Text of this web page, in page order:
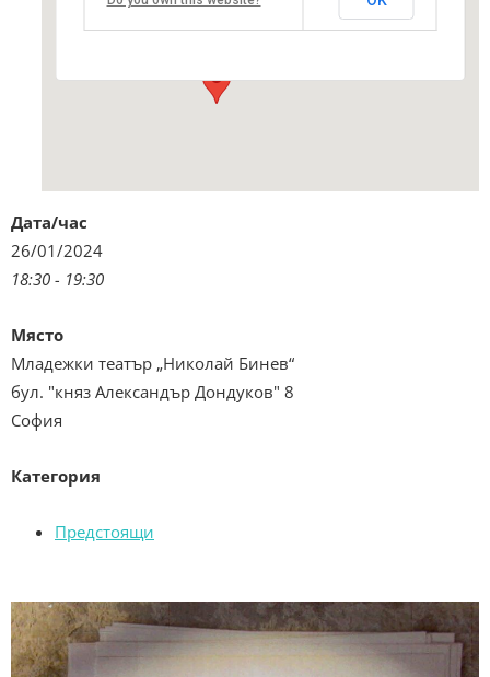
бул. "княз Александър Дондуков" 8 - София
Дата/час
26/01/2024
18:30 - 19:30
Място
Младежки театър „Николай Бинев“
бул. "княз Александър Дондуков" 8
София
Категория
Предстоящи